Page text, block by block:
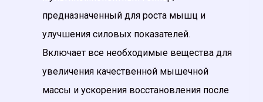
предназначенный для роста мышц и
улучшения силовых показателей.
Включает все необходимые вещества для
увеличения качественной мышечной
массы и ускорения восстановления после